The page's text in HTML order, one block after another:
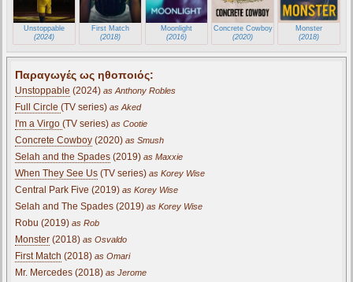
Unstoppable
(2024)
First Match
(2018)
Moonlight
(2016)
Concrete Cowboy
(2020)
Monster
(2018)
Παραγωγές ως ηθοποιός:
Unstoppable (2024) as Anthony Robles
Full Circle (TV series) as Aked
I'm a Virgo (TV series) as Cootie
Concrete Cowboy (2020) as Smush
Selah and the Spades (2019) as Maxxie
When They See Us (TV series) as Korey Wise
Central Park Five (2019) as Korey Wise
Selah and The Spades (2019) as Korey Wise
Robu (2019) as Rob
Monster (2018) as Osvaldo
First Match (2018) as Omari
Mr. Mercedes (2018) as Jerome